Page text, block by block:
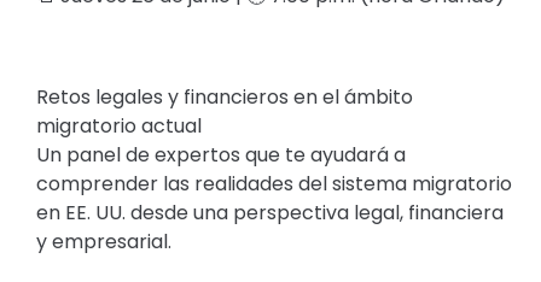
Retos legales y financieros en el ámbito
migratorio actual
Un panel de expertos que te ayudará a
comprender las realidades del sistema migratorio
en EE. UU. desde una perspectiva legal, financiera
y empresarial.